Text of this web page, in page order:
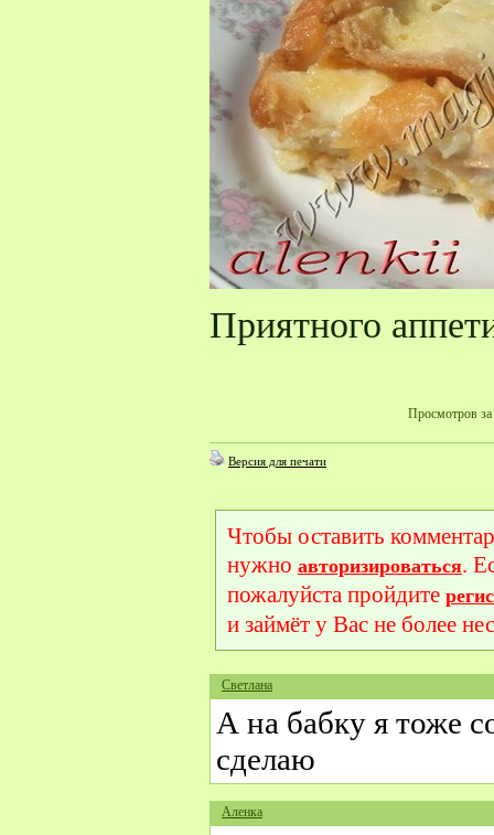
Приятного
Просмотров за
Версия для печати
Чтобы оставить
нужно авторизироваться.
пожалуйста пройдите
и займёт у Вас не более
Светлана
А на бабку я тоже
сделаю
Аленка